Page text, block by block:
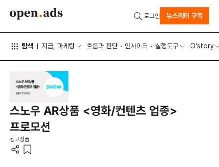
탐색 지금, 마케팅 흐름과 판단 인사이터 실행도구 O'story
로그인 뉴스레터 구독
스노우 AR상품 <영화/컨텐츠 업종>
프로모션
광고상품